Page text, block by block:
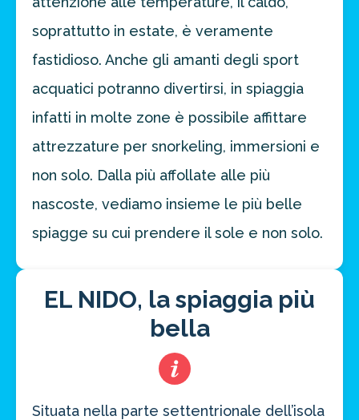
soprattutto in estate, è veramente
fastidioso. Anche gli amanti degli sport
acquatici potranno divertirsi, in spiaggia
infatti in molte zone è possibile affittare
attrezzature per snorkeling, immersioni e
non solo. Dalla più affollate alle più
nascoste, vediamo insieme le più belle
spiagge su cui prendere il sole e non solo.
EL NIDO, la spiaggia più
bella
Situata nella parte settentrionale dell’isola